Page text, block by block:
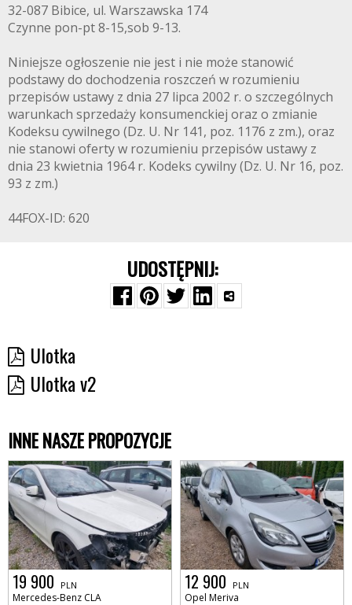
32-087 Bibice, ul. Warszawska 174
Czynne pon-pt 8-15,sob 9-13.
Niniejsze ogłoszenie nie jest i nie może stanowić
podstawy do dochodzenia roszczeń w rozumieniu
przepisów ustawy z dnia 27 lipca 2002 r. o szczególnych
warunkach sprzedaży konsumenckiej oraz o zmianie
Kodeksu cywilnego (Dz. U. Nr 141, poz. 1176 z zm.), oraz
nie stanowi oferty w rozumieniu przepisów ustawy z
dnia 23 kwietnia 1964 r. Kodeks cywilny (Dz. U. Nr 16, poz.
93 z zm.)
44FOX-ID: 620
UDOSTĘPNIJ:
Ulotka
Ulotka v2
INNE NASZE PROPOZYCJE
19 900 PLN
Mercedes-Benz CLA
12 900 PLN
Opel Meriva